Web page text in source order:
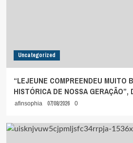
Uncategorized
“LEJEUNE COMPREENDEU MUITO
HISTÓRICA DE NOSSA GERAÇÃO”,
afinsophia 07/08/2026 0